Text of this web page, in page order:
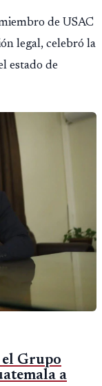
de USAC
legal, celebró la
estado de
Grupo
a